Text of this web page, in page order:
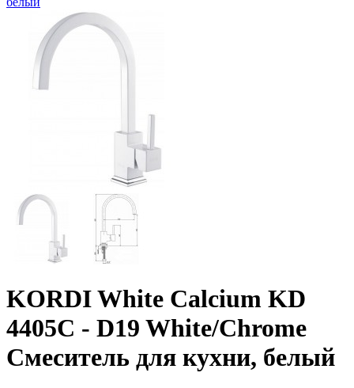
KORDI White Calcium KD
4405C - D19 White/Chrome
Смеситель для кухни, белый